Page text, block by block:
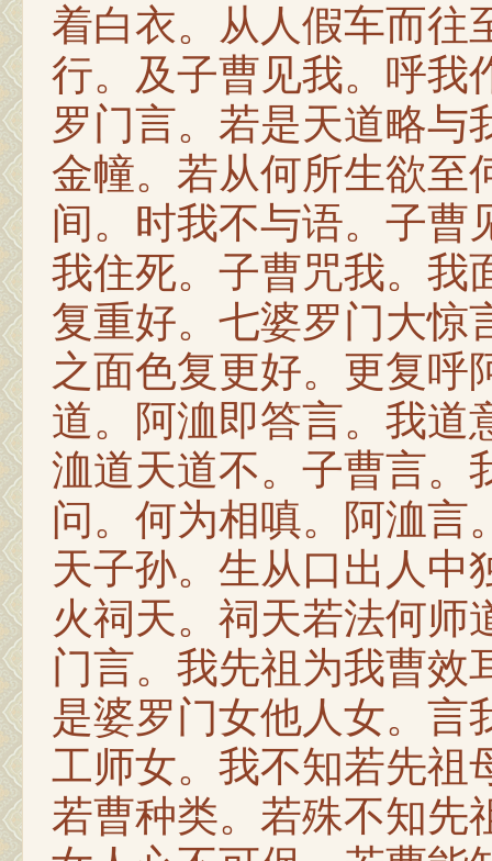
着白衣。从人假车而往
行。及子曹见我。呼我
罗门言。若是天道略与
金幢。若从何所生欲至
间。时我不与语。子曹
我住死。子曹咒我。我
复重好。七婆罗门大惊
之面色复更好。更复呼
道。阿洫即答言。我道
洫道天道不。子曹言。
问。何为相嗔。阿洫言
天子孙。生从口出人中
火祠天。祠天若法何师
门言。我先祖为我曹效
是婆罗门女他人女。言
工师女。我不知若先祖
若曹种类。若殊不知先